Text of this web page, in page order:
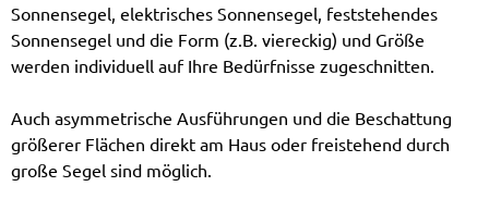
Sonnensegel, elektrisches Sonnensegel, feststehendes
Sonnensegel und die Form (z.B. viereckig) und Größe
werden individuell auf Ihre Bedürfnisse zugeschnitten.
Auch asymmetrische Ausführungen und die Beschattung
größerer Flächen direkt am Haus oder freistehend durch
große Segel sind möglich.